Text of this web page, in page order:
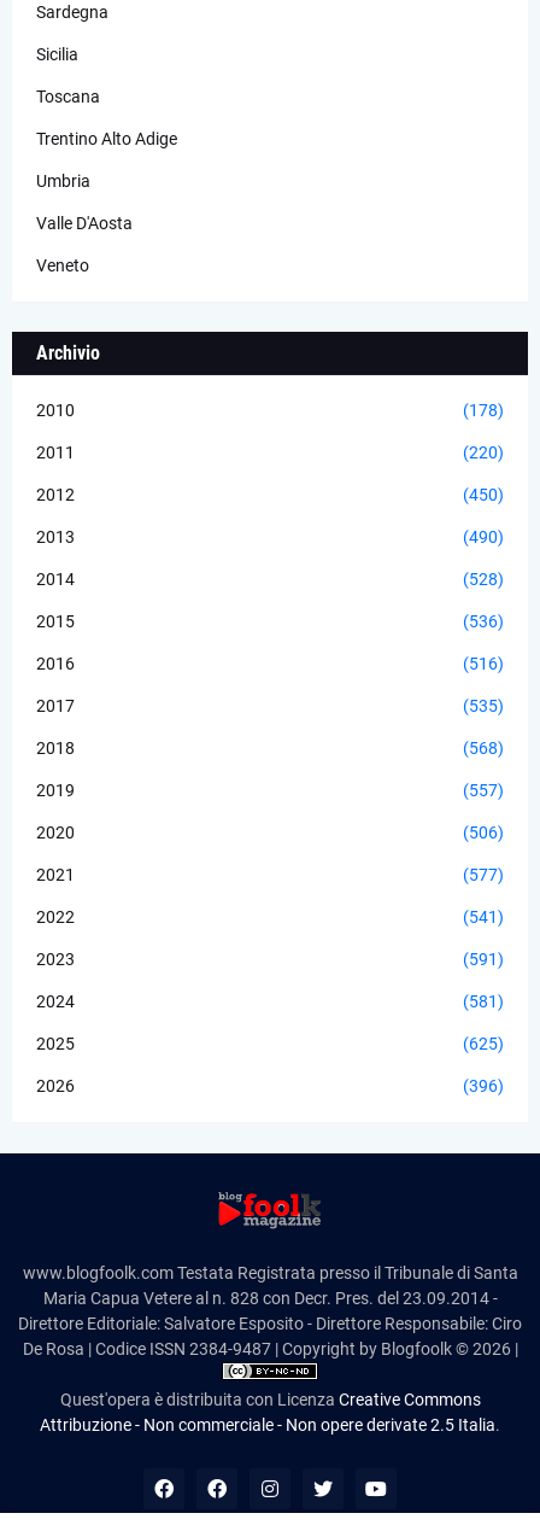
Sardegna
Sicilia
Toscana
Trentino Alto Adige
Umbria
Valle D'Aosta
Veneto
Archivio
2010 (178)
2011 (220)
2012 (450)
2013 (490)
2014 (528)
2015 (536)
2016 (516)
2017 (535)
2018 (568)
2019 (557)
2020 (506)
2021 (577)
2022 (541)
2023 (591)
2024 (581)
2025 (625)
2026 (396)
www.blogfoolk.com Testata Registrata presso il Tribunale di Santa
Maria Capua Vetere al n. 828 con Decr. Pres. del 23.09.2014 -
Direttore Editoriale: Salvatore Esposito - Direttore Responsabile: Ciro
De Rosa | Codice ISSN 2384-9487 | Copyright by Blogfoolk © 2026 |
Quest'opera è distribuita con Licenza Creative Commons
Attribuzione - Non commerciale - Non opere derivate 2.5 Italia.